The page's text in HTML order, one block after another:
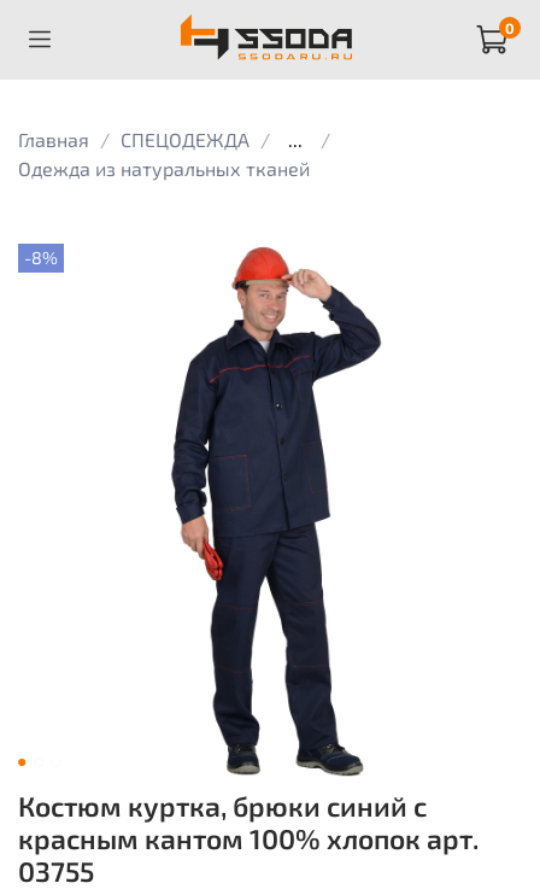
0
Главная СПЕЦОДЕЖДА
...
Одежда из натуральных тканей
-8%
Костюм куртка, брюки синий с
красным кантом 100% хлопок арт.
03755